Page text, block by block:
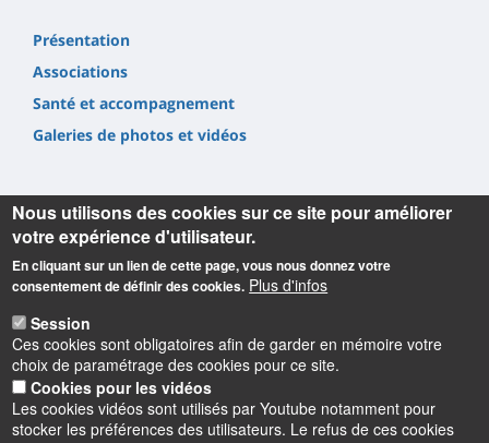
Présentation
Associations
Santé et accompagnement
Galeries de photos et vidéos
Informations
Université d'Orléans
Faculté Droit, Économie, Gestion
Rue de Blois BP 26739
45067 Orléans cedex 2
Accueil : 02 38 41 70 31
Courriel :accueil.deg@univ-orleans.fr
Nous utilisons des cookies sur ce site pour améliorer
votre expérience d'utilisateur.
En cliquant sur un lien de cette page, vous nous donnez votre
consentement de définir des cookies. Plus d'infos
Session
Ces cookies sont obligatoires afin de garder en mémoire votre
choix de paramétrage des cookies pour ce site.
Cookies pour les vidéos
Les cookies vidéos sont utilisés par Youtube notamment pour
stocker les préférences des utilisateurs. Le refus de ces cookies